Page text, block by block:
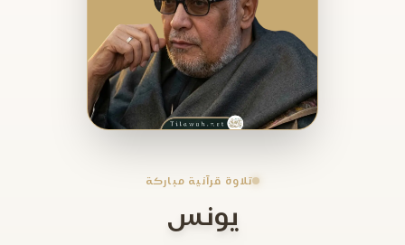
تلاوة قرآنية مباركة
يونس